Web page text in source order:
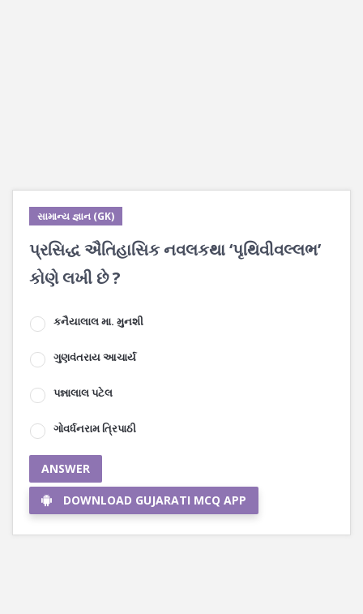
સામાન્ય જ્ઞાન (GK)
પ્રસિદ્ધ ઐતિહાસિક નવલકથા ‘પૃથિવીવલ્લભ’
કોણે લખી છે ?
કનૈયાલાલ મા. મુનશી
ગુણવંતરાય આચાર્ય
પન્નાલાલ પટેલ
ગોવર્ધનરામ ત્રિપાઠી
ANSWER
DOWNLOAD GUJARATI MCQ APP